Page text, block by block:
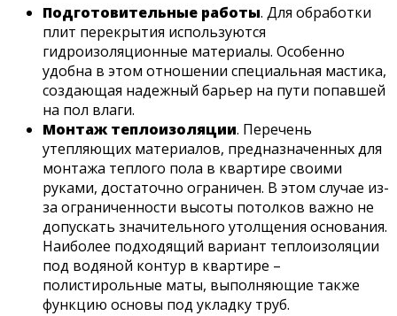
Подготовительные работы. Для обработки
плит перекрытия используются
гидроизоляционные материалы. Особенно
удобна в этом отношении специальная мастика,
создающая надежный барьер на пути попавшей
на пол влаги.
Монтаж теплоизоляции. Перечень
утепляющих материалов, предназначенных для
монтажа теплого пола в квартире своими
руками, достаточно ограничен. В этом случае из-
за ограниченности высоты потолков важно не
допускать значительного утолщения основания.
Наиболее подходящий вариант теплоизоляции
под водяной контур в квартире –
полистирольные маты, выполняющие также
функцию основы под укладку труб.